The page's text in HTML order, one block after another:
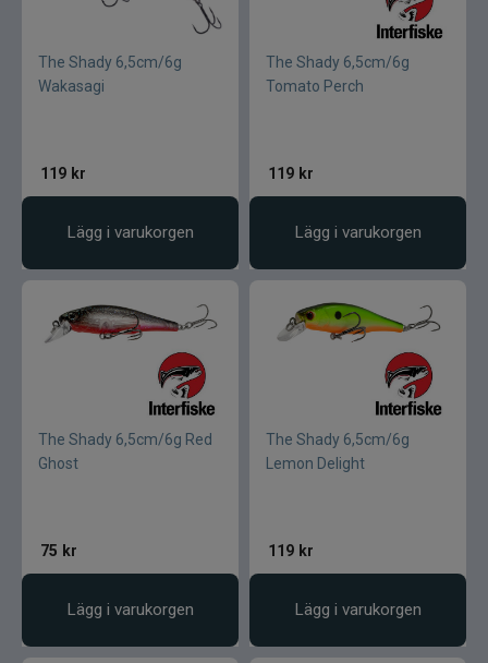
The Shady 6,5cm/6g
Wakasagi
119 kr
Lägg i varukorgen
The Shady 6,5cm/6g
Tomato Perch
119 kr
Lägg i varukorgen
The Shady 6,5cm/6g Red
Ghost
75 kr
Lägg i varukorgen
The Shady 6,5cm/6g
Lemon Delight
119 kr
Lägg i varukorgen